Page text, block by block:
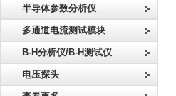
半导体参数分析仪
多通道电流测试模块
B-H分析仪/B-H测试仪
电压探头